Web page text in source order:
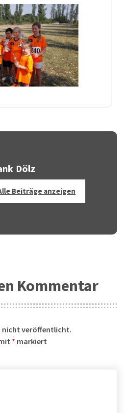
Dölz
Beiträge anzeigen
Kommentar
nicht veröffentlicht.
* markiert